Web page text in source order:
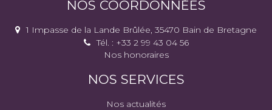
NOS COORDONNÉES
1 Impasse de la Lande Brûlée, 35470 Bain de Bretagne
Tél. : +33 2 99 43 04 56
Nos honoraires
NOS SERVICES
Nos actualités